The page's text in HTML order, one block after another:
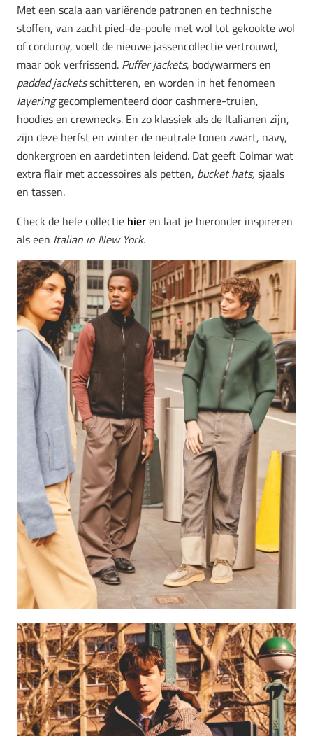
Met een scala aan variërende patronen en technische
stoffen, van zacht pied-de-poule met wol tot gekookte wol
of corduroy, voelt de nieuwe jassencollectie vertrouwd,
maar ook verfrissend. Puffer jackets, bodywarmers en
padded jacketsschitteren, en worden in het fenomeen
layeringgecomplementeerd door cashmere-truien,
hoodies en crewnecks. En zo klassiek als de Italianen zijn,
zijn deze herfst en winter de neutrale tonen zwart, navy,
donkergroen en aardetinten leidend. Dat geeft Colmar wat
extra flair met accessoires als petten, bucket hats, sjaals
en tassen.
Check de hele collectie hieren laat je hieronder inspireren
als een Italian in New York.